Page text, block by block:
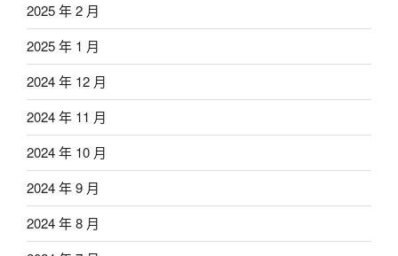
2025 年 2 月
2025 年 1 月
2024 年 12 月
2024 年 11 月
2024 年 10 月
2024 年 9 月
2024 年 8 月